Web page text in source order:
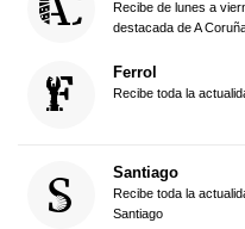
Recibe de lunes a
destacada de A
Ferrol
Recibe toda la
Santiago
Recibe toda la
Santiago